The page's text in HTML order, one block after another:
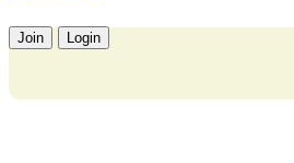
Join Login